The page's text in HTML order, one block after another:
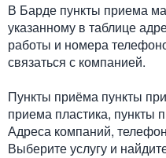
В Барде пункты приема
указанному в таблице
работы и номера
связаться с компанией.
Пункты приёма пункты
приема пластика, пункты
Адреса компаний,
Выберите услугу и